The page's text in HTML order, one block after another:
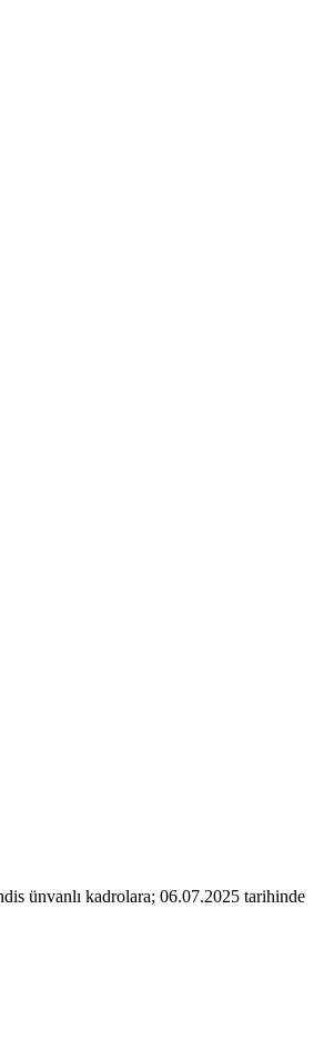
ünvanlı kadrolara; 06.07.2025 tarihinde